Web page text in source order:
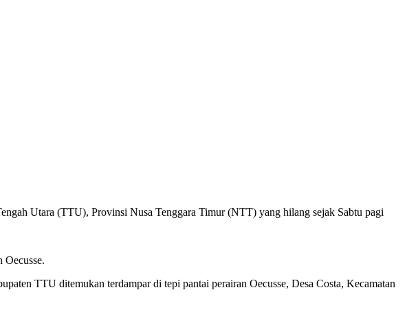
Utara (TTU), Provinsi Nusa Tenggara Timur (NTT) yang hilang sejak Sabtu pagi
TTU ditemukan terdampar di tepi pantai perairan Oecusse, Desa Costa, Kecamatan